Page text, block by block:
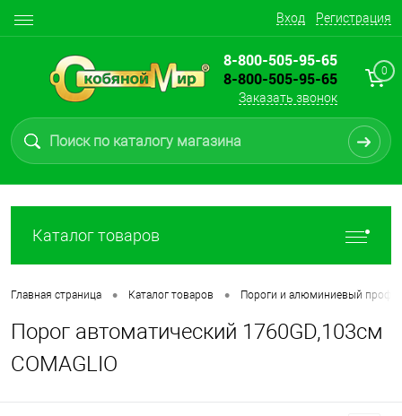
Вход Регистрация
8-800-505-95-65
8-800-505-95-65
Заказать звонок
0
Каталог товаров
Главная страница • Каталог товаров • Пороги и алюминиевый
Порог автоматический 1760GD,103см
COMAGLIO